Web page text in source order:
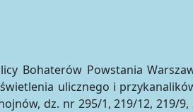
Bohaterów Powstania
ulicznego i
dz. nr 295/1, 219/12, 219/9,